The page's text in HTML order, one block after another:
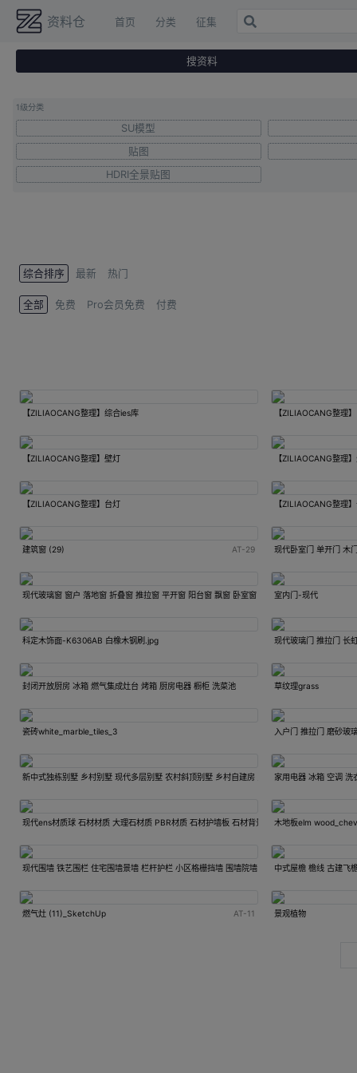
资料仓 首页 分类 征集
搜资料
1级分类
SU模型
贴图
HDRI全景贴图
综合排序 最新 热门
全部 免费 Pro会员免费 付费
【ZILIAOCANG整理】综合ies库 【ZILIAOCANG整理
【ZILIAOCANG整理】壁灯 【ZILIAOCANG整理
【ZILIAOCANG整理】台灯 【ZILIAOCANG整理
建筑窗 (29) AT-29 现代卧室门 单开门 木
现代玻璃窗 窗户 落地窗 折叠窗 推拉窗 平开窗 阳台窗 飘窗 卧室窗 门窗 铝合金窗户
室内门-现代
科定木饰面-K6306AB 白橡木钢刷.jpg 现代玻璃门 推拉门 长
封闭开放厨房 冰箱 燃气集成灶台 烤箱 厨房电器 橱柜 洗菜池 草纹理grass
瓷砖white_marble_tiles_3 入户门 推拉门 磨砂玻
新中式独栋别墅 乡村别墅 现代多层别墅 农村斜顶别墅 乡村自建房 民宿别墅建筑家用电器 冰箱 空调 洗
现代ens材质球 石材材质 大理石材质 PBR材质 石材护墙板 石材背景墙 木地板elm
现代围墙 铁艺围栏 住宅围墙景墙 栏杆护栏 小区格栅挡墙 围墙院墙 中式屋檐 檐线 古建飞
燃气灶 (11)_SketchUp AT-11 景观植物
除转载内容